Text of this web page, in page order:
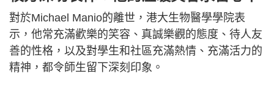
對於Michael Manio的離世，港大生物醫學學院表
示，他常充滿歡樂的笑容、真誠樂觀的態度、待人友
善的性格，以及對學生和社區充滿熱情、充滿活力的
精神，都令師生留下深刻印象。